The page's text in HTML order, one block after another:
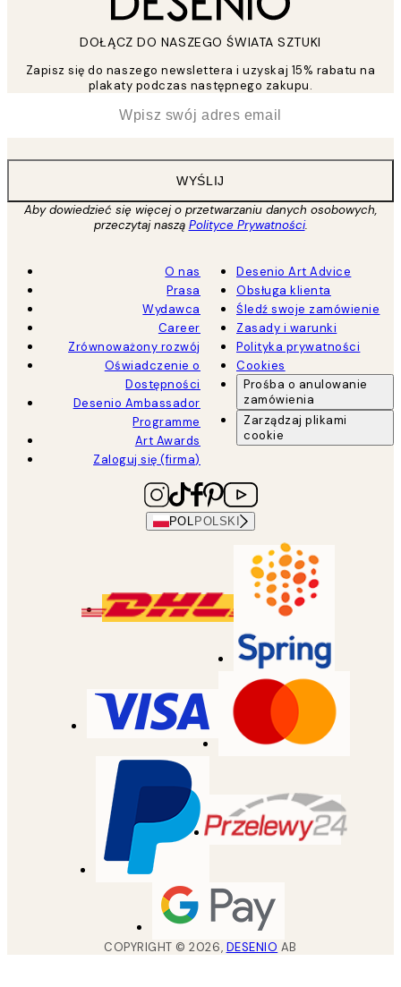
DOŁĄCZ DO NASZEGO ŚWIATA SZTUKI
Zapisz się do naszego newslettera i uzyskaj 15% rabatu na
plakaty podczas następnego zakupu.
WYŚLIJ
Aby dowiedzieć się więcej o przetwarzaniu danych osobowych,
przeczytaj naszą Polityce Prywatności.
O nas
Prasa
Wydawca
Career
Zrównoważony rozwój
Oświadczenie o
Dostępności
Desenio Ambassador
Programme
Art Awards
Zaloguj się (firma)
Desenio Art Advice
Obsługa klienta
Śledź swoje zamówienie
Zasady i warunki
Polityka prywatności
Cookies
Prośba o anulowanie
zamówienia
Zarządzaj plikami
cookie
POL POLSKI
COPYRIGHT ©2026, DESENIO AB